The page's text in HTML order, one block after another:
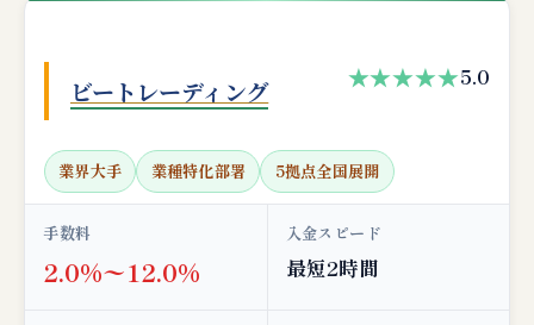
ビートレーディング ★★★★★5.0
業界大手 業種特化部署 5拠点全国展開
手数料
2.0%〜12.0%
入金スピード
最短2時間